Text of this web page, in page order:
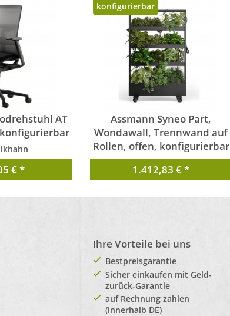
AT
€ *
Assmann Syneo Part,
Wondawall, Trennwand auf
Rollen, offen, konfigurierbar
von Assmann
konfigurierbar
1.412,83 € *
Ihre Vorteile bei uns
Bestpreisgarantie
Sicher einkaufen mit Geld-
zurück-Garantie
auf Rechnung zahlen
(innerhalb DE)